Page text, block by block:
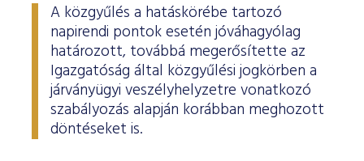
A közgyűlés a hatáskörébe tartozó
napirendi pontok esetén jóváhagyólag
határozott, továbbá megerősítette az
Igazgatóság által közgyűlési jogkörben a
járványügyi veszélyhelyzetre vonatkozó
szabályozás alapján korábban meghozott
döntéseket is.